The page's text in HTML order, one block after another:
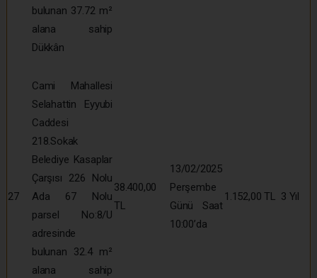
bulunan 37.72 m²
alana sahip
Dükkân
27
Cami Mahallesi
Selahattin Eyyubi
Caddesi
218.Sokak
Belediye Kasaplar
Çarşısı 226 Nolu
Ada 67 Nolu
parsel No:8/U
adresinde
bulunan 32.4 m²
alana sahip
38.400,00
TL
13/02/2025
Perşembe
Günü Saat
10:00’da
1.152,00 TL 3 Yıl